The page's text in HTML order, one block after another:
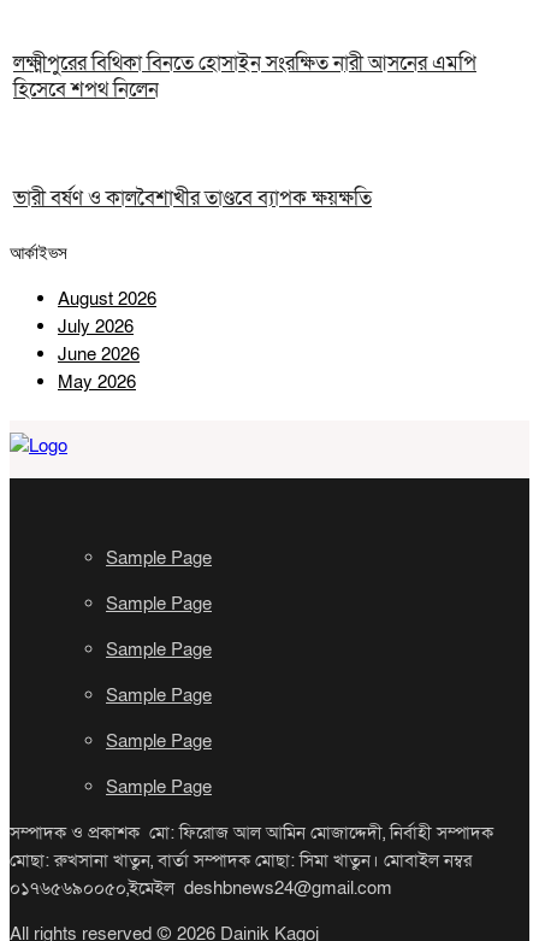
লক্ষ্মীপুরের বিথিকা বিনতে হোসাইন সংরক্ষিত নারী আসনের এমপি
হিসেবে শপথ নিলেন
ভারী বর্ষণ ও কালবৈশাখীর তাণ্ডবে ব্যাপক ক্ষয়ক্ষতি
আর্কাইভস
August 2026
July 2026
June 2026
May 2026
Sample Page
Sample Page
Sample Page
Sample Page
Sample Page
Sample Page
সম্পাদক ও প্রকাশক মো: ফিরোজ আল আমিন মোজাদ্দেদী, নির্বাহী সম্পাদক
মোছা: রুখসানা খাতুন, বার্তা সম্পাদক মোছা: সিমা খাতুন। মোবাইল নম্বর
০১৭৬৫৬৯০০৫০,ইমেইল deshbnews24@gmail.com
All rights reserved © 2026 Dainik Kagoj